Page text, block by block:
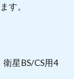
す。
星BS/CS用4